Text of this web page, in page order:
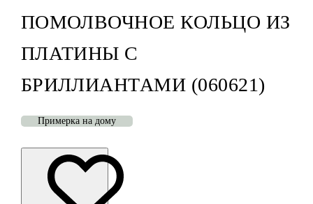
ПОМОЛВОЧНОЕ КОЛЬЦО ИЗ
ПЛАТИНЫ С
БРИЛЛИАНТАМИ (060621)
Примерка на дому